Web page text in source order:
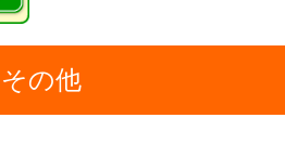
その他